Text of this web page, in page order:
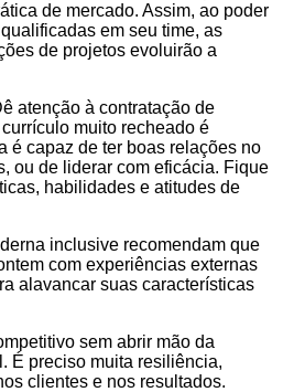
de mercado. Assim, ao poder
em seu time, as
de projetos evoluirão a
atenção à contratação de
muito recheado é
é capaz de ter boas relações no
ou de liderar com eficácia. Fique
habilidades e atitudes de
inclusive recomendam que
com experiências externas
alavancar suas características
sem abrir mão da
É preciso muita resiliência,
clientes e nos resultados.